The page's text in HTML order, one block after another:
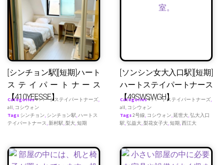
[シンチョン駅][短期]ハート
ステイパートナース
【410YEESSE】
Categories♥ ハートステイパートナーズ,
all, コシウォン
Tags シンチョン, シンチョン駅,ハートス
テイパートナース,新村駅,梨大,短期
[ソンシン女大入口駅][短期]
ハートステイパートナース
【49SWSWGH】
Categories♥ ハートステイパートナーズ,
all, コシウォン
Tags2号線, コシウォン,延世大,弘大入口
駅,弘益大,梨花女子大,短期,西江大